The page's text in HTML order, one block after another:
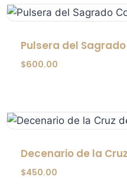
Pulsera del
$600.00
Decenario de la
$450.00